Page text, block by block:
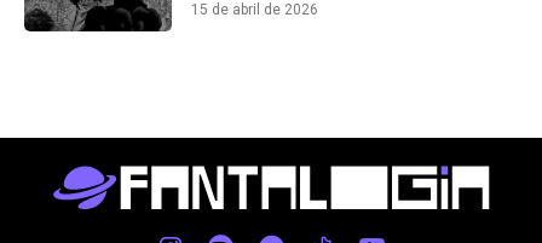
15 de abril de 2026